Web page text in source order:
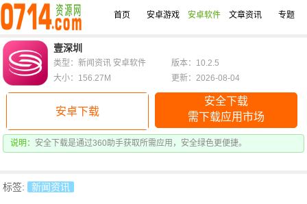
首页 安卓游戏 安卓软件 文章资讯 专题
壹深圳
安卓下载
安全下载
需下载应用市场
说明： 安全下载是通过360助手获取所需应用，安全绿色更便捷。
类型：新闻资讯 安卓软件
版本：10.2.5
大小：156.27M
更新：2026-08-04
标签: 新闻资讯